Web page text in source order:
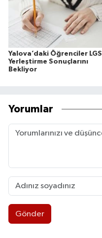
Yalova’daki Öğrenciler LGS
Yerleştirme Sonuçlarını
Bekliyor
Yorumlar
Gönder